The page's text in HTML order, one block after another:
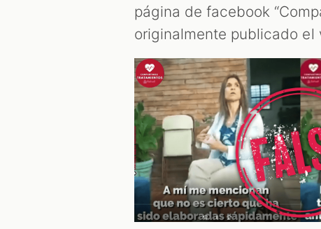
página de facebook
originalmente publicado el